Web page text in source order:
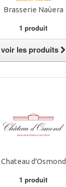
Brasserie Naùera
1 produit
voir les produits
Chateau d'Osmond
1 produit